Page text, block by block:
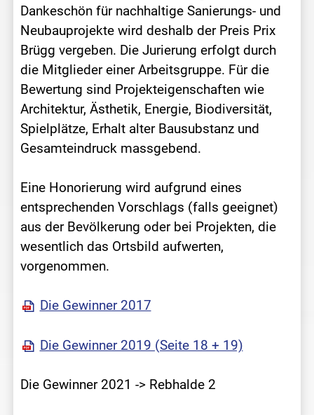
Dankeschön für nachhaltige Sanierungs- und
Neubauprojekte wird deshalb der Preis Prix
Brügg vergeben. Die Jurierung erfolgt durch
die Mitglieder einer Arbeitsgruppe. Für die
Bewertung sind Projekteigenschaften wie
Architektur, Ästhetik, Energie, Biodiversität,
Spielplätze, Erhalt alter Bausubstanz und
Gesamteindruck massgebend.
Eine Honorierung wird aufgrund eines
entsprechenden Vorschlags (falls geeignet)
aus der Bevölkerung oder bei Projekten, die
wesentlich das Ortsbild aufwerten,
vorgenommen.
Die Gewinner 2017
Die Gewinner 2019 (Seite 18 + 19)
Die Gewinner 2021 -> Rebhalde 2